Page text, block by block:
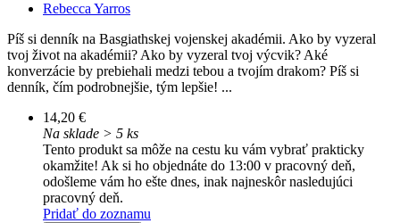
Rebecca Yarros
Píš si denník na Basgiathskej vojenskej akadémii. Ako by vyzeral
tvoj život na akadémii? Ako by vyzeral tvoj výcvik? Aké
konverzácie by prebiehali medzi tebou a tvojím drakom? Píš si
denník, čím podrobnejšie, tým lepšie! ...
14,20 €
Na sklade > 5 ks
Tento produkt sa môže na cestu ku vám vybrať prakticky
okamžite! Ak si ho objednáte do 13:00 v pracovný deň,
odošleme vám ho ešte dnes, inak najneskôr nasledujúci
pracovný deň.
Pridať do zoznamu